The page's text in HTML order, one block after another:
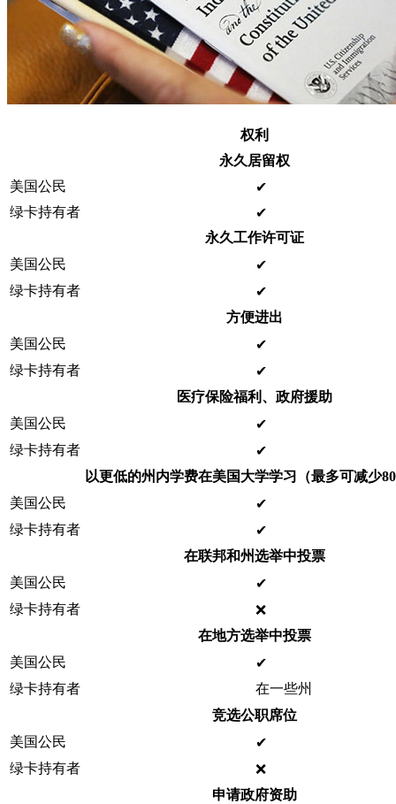
权利
永久居留权
美国公民
✔ ️
绿卡持有者
✔ ️
永久工作许可证
美国公民
✔ ️
绿卡持有者
✔ ️
方便进出
美国公民
✔ ️
绿卡持有者
✔ ️
医疗保险福利、政府援助
美国公民
✔ ️
绿卡持有者
✔ ️
以更低的州内学费在美国大学学习（最多可减少
美国公民
✔ ️
绿卡持有者
✔ ️
在联邦和州选举中投票
美国公民
✔ ️
绿卡持有者
❌
在地方选举中投票
美国公民
✔ ️
绿卡持有者
在一些州
竞选公职席位
美国公民
✔ ️
绿卡持有者
❌
申请政府资助